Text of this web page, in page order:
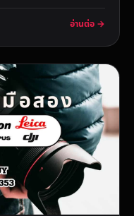
อ่านต่อ →